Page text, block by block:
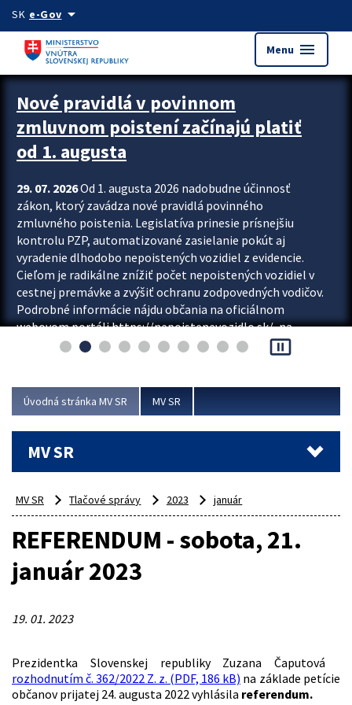
Preskocit na hlavný obsah
SK e-Govarrow_drop_down
Menu menu
Zastavit automatický posun upútavok
Nové pravidlá v povinnom
zmluvnom poistení začínajú platiť
od 1. augusta
29. 07. 2026Od 1. augusta 2026 nadobudne účinnosť
zákon, ktorý zavádza nové pravidlá povinného
zmluvného poistenia. Legislatíva prinesie prísnejšiu
kontrolu PZP, automatizované zasielanie pokút aj
vyradenie dlhodobo nepoistených vozidiel z evidencie.
Cieľom je radikálne znížiť počet nepoistených vozidiel v
cestnej premávke a zvýšiť ochranu zodpovedných vodičov.
Podrobné informácie nájdu občania na oficiálnom
webovom portáli https://nepoistenevozidlo.sk/, na
ktorom od augusta pribudne aj možnosť overiť si...
pause_presentation
Úvodná stránka MV SR MV SR
MV SR
MV SR Tlačové správy 2023 január
REFERENDUM - sobota, 21.
január 2023
19. 01. 2023
Prezidentka Slovenskej republiky Zuzana Čaputová
rozhodnutím č. 362/2022 Z. z. (PDF, 186 kB) na základe petície
občanov prijatej 24. augusta 2022 vyhlásila referendum.